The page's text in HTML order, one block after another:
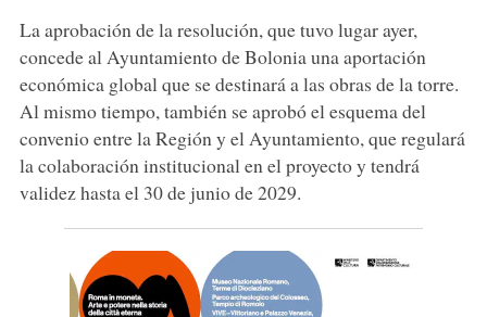
La aprobación de la resolución, que tuvo lugar ayer,
concede al Ayuntamiento de Bolonia una aportación
económica global que se destinará a las obras de la torre.
Al mismo tiempo, también se aprobó el esquema del
convenio entre la Región y el Ayuntamiento, que regulará
la colaboración institucional en el proyecto y tendrá
validez hasta el 30 de junio de 2029.